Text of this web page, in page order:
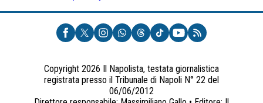
UNA
NUOVA
SCHEDA)
Copyright 2026 Il Napolista, testata giornalistica
registrata presso il Tribunale di Napoli N° 22 del
06/06/2012